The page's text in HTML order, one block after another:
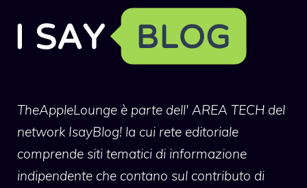
TheAppleLounge è parte dell' AREA TECH del
network IsayBlog! la cui rete editoriale
comprende siti tematici di informazione
indipendente che contano sul contributo di